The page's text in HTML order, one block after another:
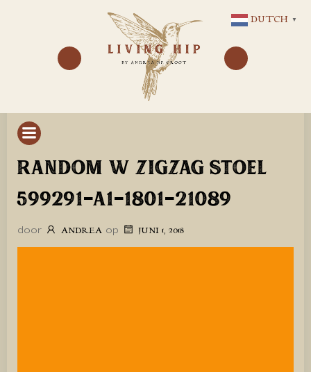
NAAR
DE
INHOUD
RANDOM W ZIGZAG STOEL
599291-A1-1801-21089
door ANDREA op JUNI 1, 2018
DUTCH ▼